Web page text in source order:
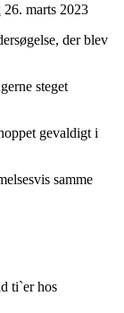
26. marts 2023
der blev
steget
gevaldigt i
samme
ti`er hos